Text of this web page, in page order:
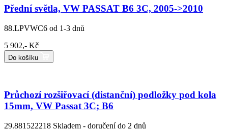
Přední světla, VW PASSAT B6 3C, 2005->2010
88.LPVWC6 od 1-3 dnů
5 902,- Kč
Do košíku
Průchozí rozšiřovací (distanční) podložky pod kola
15mm, VW Passat 3C; B6
29.881522218 Skladem - doručení do 2 dnů